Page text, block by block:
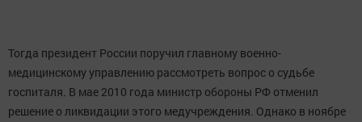
Тогда президент России поручил главному военно-
медицинскому управлению рассмотреть вопрос о судьбе
госпиталя. В мае 2010 года министр обороны РФ отменил
решение о ликвидации этого медучреждения. Однако в ноябре